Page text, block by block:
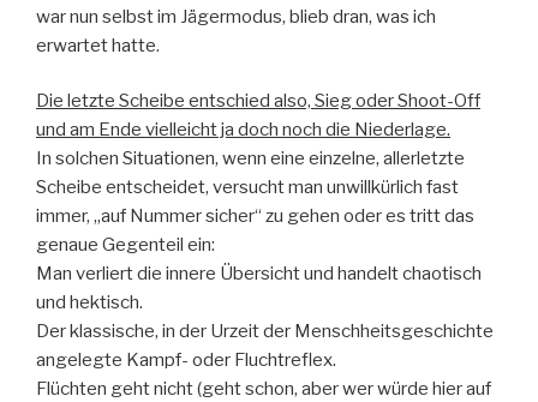
war nun selbst im Jägermodus, blieb dran, was ich
erwartet hatte.
Die letzte Scheibe entschied also, Sieg oder Shoot-Off
und am Ende vielleicht ja doch noch die Niederlage.
In solchen Situationen, wenn eine einzelne, allerletzte
Scheibe entscheidet, versucht man unwillkürlich fast
immer, „auf Nummer sicher“ zu gehen oder es tritt das
genaue Gegenteil ein:
Man verliert die innere Übersicht und handelt chaotisch
und hektisch.
Der klassische, in der Urzeit der Menschheitsgeschichte
angelegte Kampf- oder Fluchtreflex.
Flüchten geht nicht (geht schon, aber wer würde hier auf